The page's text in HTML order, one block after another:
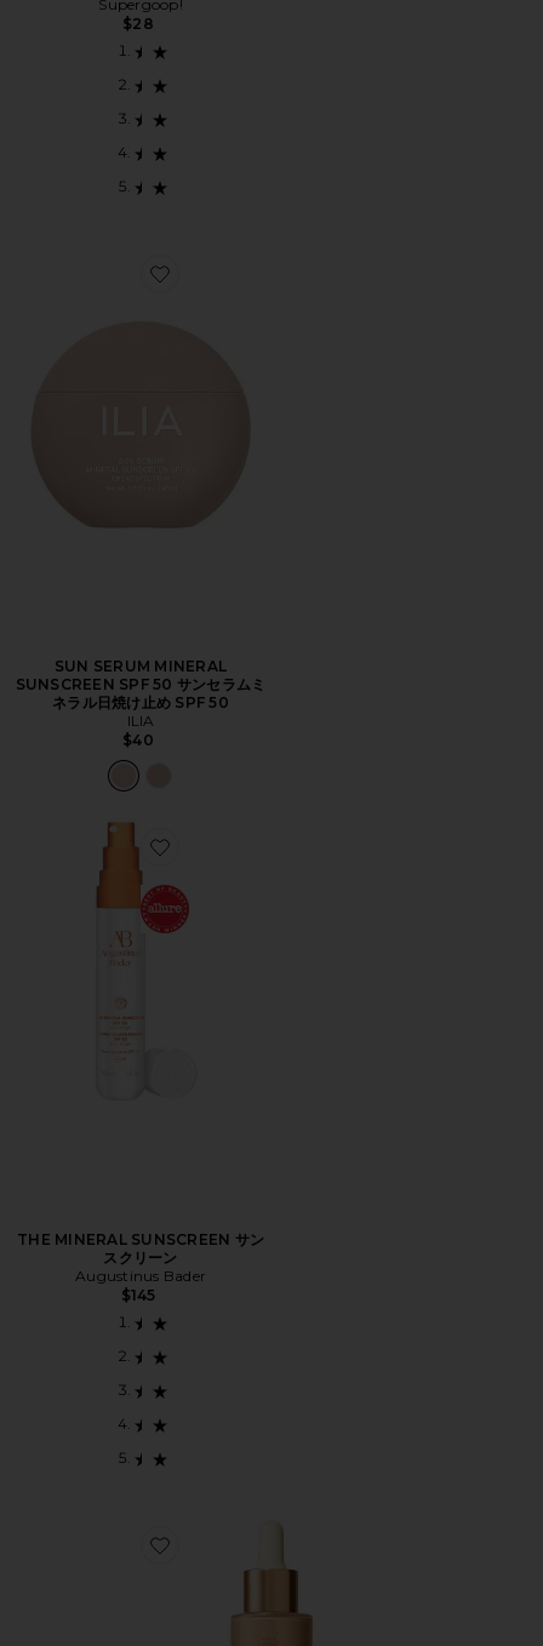
Supergoop!
$28
Favorite SUN SERUM MINERAL SUNSCREEN SPF 50
SUN SERUM MINERAL
SUNSCREEN SPF 50 サンセラムミ
ネラル日焼け止め SPF 50
ILIA
$40
Favorite THE MINERAL SUNSCREEN サンスクリーン
THE MINERAL SUNSCREEN サン
スクリーン
Augustinus Bader
$145
Favorite SUN VEIL ILLUMINATING FACE ELIXIR